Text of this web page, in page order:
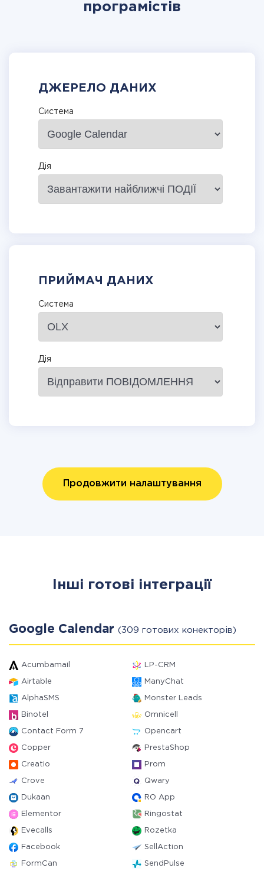
програмістів
ДЖЕРЕЛО ДАНИХ
Система
Дія
ПРИЙМАЧ ДАНИХ
Система
Дія
Продовжити налаштування
Інші готові інтеграції
Google Calendar (309 готових конекторів)
Acumbamail LP-CRM
Airtable ManyChat
AlphaSMS Monster Leads
Binotel Omnicell
Contact Form 7 Opencart
Copper PrestaShop
Creatio Prom
Crove Qwary
Dukaan RO App
Elementor Ringostat
Evecalls Rozetka
Facebook SellAction
FormCan SendPulse